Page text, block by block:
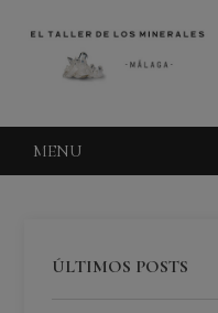
MENU
ÚLTIMOS POSTS